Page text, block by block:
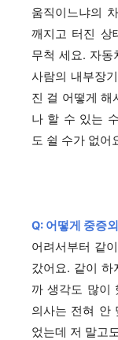
움직이느냐의
깨지고 터진 상
무척 세요. 자동
사람의 내부장
진 걸 어떻게 해
나 할 수 있는
도 쉴 수가 없어
Q: 어떻게 중증
어려서부터 같
갔어요. 같이 하
까 생각도 많이
의사는 전혀 안
었는데 저 말고